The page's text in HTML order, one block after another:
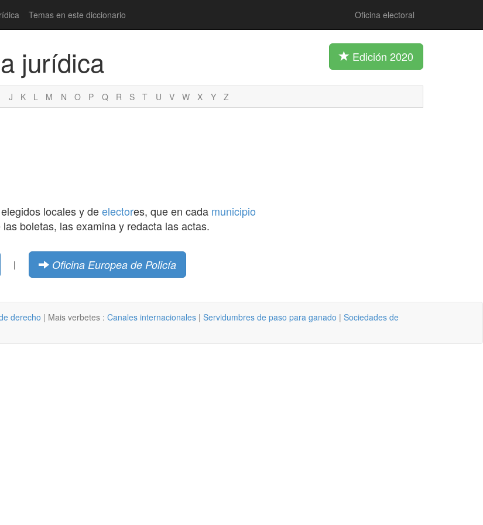
Temas en este diccionario Oficina electoral
jurídica Edición 2020
J K L M N O P Q R S T U V W X Y Z
locales y deelectores, que en cada municipio
las boletas, las examina y redacta las actas.
| Oficina Europea de Policía
derecho | Mais verbetes : Canales internacionales | Servidumbres de paso para ganado | Sociedades de